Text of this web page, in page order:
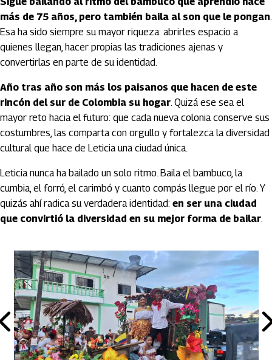
más de 75 años, pero también baila al son que le pongan.
Esa ha sido siempre su mayor riqueza: abrirles espacio a
quienes llegan, hacer propias las tradiciones ajenas y
convertirlas en parte de su identidad.
Año tras año son más los paisanos que hacen de este
rincón del sur de Colombia su hogar. Quizá ese sea el
mayor reto hacia el futuro: que cada nueva colonia conserve sus
costumbres, las comparta con orgullo y fortalezca la diversidad
cultural que hace de Leticia una ciudad única.
Leticia nunca ha bailado un solo ritmo. Baila el bambuco, la
cumbia, el forró, el carimbó y cuanto compás llegue por el río. Y
quizás ahí radica su verdadera identidad: en ser una ciudad
que convirtió la diversidad en su mejor forma de bailar.